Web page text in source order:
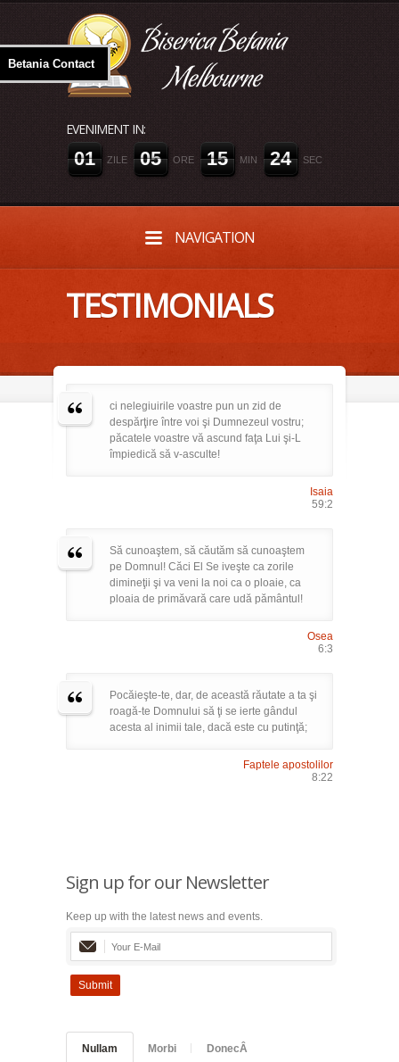
EVENIMENT IN:
01 ZILE 05 ORE 15 MIN 24 SEC
NAVIGATION
TESTIMONIALS
ci nelegiuirile voastre pun un zid de
despărţire între voi şi Dumnezeul vostru;
păcatele voastre vă ascund faţa Lui şi-L
împiedică să v-asculte!
Isaia
59:2
Să cunoaştem, să căutăm să cunoaştem
pe Domnul! Căci El Se iveşte ca zorile
dimineţii şi va veni la noi ca o ploaie, ca
ploaia de primăvară care udă pământul!
Osea
6:3
Pocăieşte-te, dar, de această răutate a ta şi
roagă-te Domnului să ţi se ierte gândul
acesta al inimii tale, dacă este cu putinţă;
Faptele apostolilor
8:22
Sign up for our Newsletter
Keep up with the latest news and events.
Submit
Nullam Morbi DonecÂ
Betania Contact